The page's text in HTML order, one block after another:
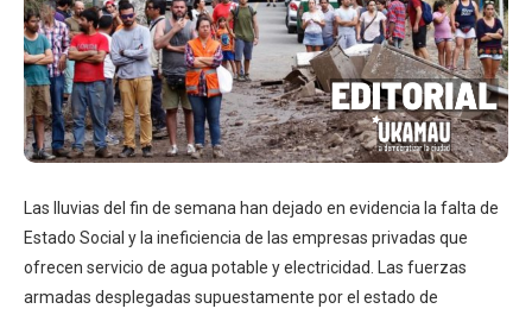
Las lluvias del fin de semana han dejado en evidencia la falta de
Estado Social y la ineficiencia de las empresas privadas que
ofrecen servicio de agua potable y electricidad. Las fuerzas
armadas desplegadas supuestamente por el estado de